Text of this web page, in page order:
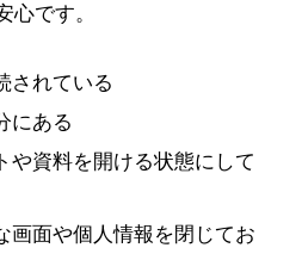
心です。
されている
にある
や資料を開ける状態にして
画面や個人情報を閉じてお